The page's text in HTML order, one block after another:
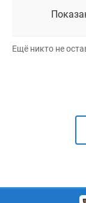
Ещё никто не